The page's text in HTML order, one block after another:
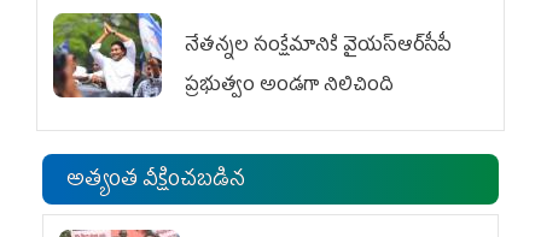
నేతన్నల సంక్షేమానికి వైయ‌స్ఆర్‌సీపీ
ప్రభుత్వం అండగా నిలిచింది
అత్యంత వీక్షించబడిన